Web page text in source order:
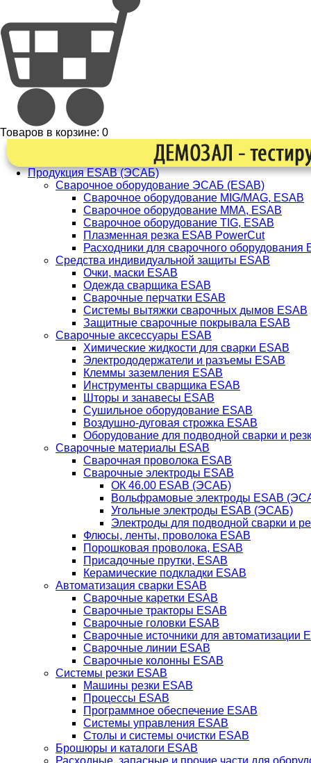
Товаров в корзине: 0
Продукция ESAB (ЭСАБ)
Сварочное оборудование ЭСАБ (ESAB)
Сварочное оборудование MIG/MAG, ESAB
Сварочное оборудование ММА, ESAB
Сварочное оборудование TIG, ESAB
Плазменная резка ESAB PowerCut
Расходники для сварочного оборудования
Средства индивидуальной защиты ESAB
Очки, маски ESAB
Одежда сварщика ESAB
Сварочные перчатки ESAB
Системы вытяжки сварочных дымов ESAB
Защитные сварочные покрывала ESAB
Сварочные аксессуары ESAB
Химические жидкости для сварки ESAB
Электрододержатели и разъемы ESAB
Клеммы заземления ESAB
Инструменты сварщика ESAB
Шторы и занавесы ESAB
Сушильное оборудование ESAB
Воздушно-дуговая строжка ESAB
Оборудование для подводной сварки и
Сварочные материалы ESAB
Сварочная проволока ESAB
Сварочные электроды ESAB
ОК 46.00 ESAB (ЭСАБ)
Вольфрамовые электроды ESAB
Угольные электроды ESAB (ЭСАБ)
Электроды для подводной сварки и
Флюсы, ленты, проволока ESAB
Порошковая проволока, ESAB
Присадочные прутки, ESAB
Керамические подкладки ESAB
Автоматизация сварки ESAB
Сварочные каретки ESAB
Сварочные тракторы ESAB
Сварочные головки ESAB
Сварочные источники для автоматизации
Сварочные линии ESAB
Сварочные колонны ESAB
Системы резки ESAB
Машины резки ESAB
Процессы ESAB
Программное обеспечение ESAB
Системы управления ESAB
Столы и системы очистки ESAB
Брошюры и каталоги ESAB
Расходные, запасные и прочие части для